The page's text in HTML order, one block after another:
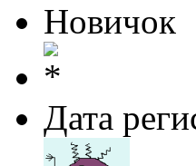
Новичок
Дата